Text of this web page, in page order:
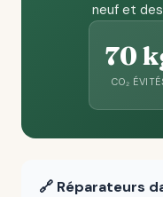
neuf et
70
CO₂
🔗 Réparateurs